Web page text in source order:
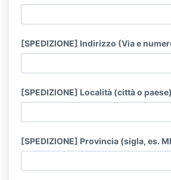
[SPEDIZIONE] Indirizzo (Via e
[SPEDIZIONE] Località (città o paese)
[SPEDIZIONE] Provincia (sigla, es.